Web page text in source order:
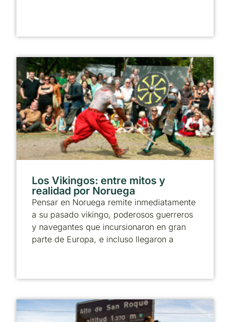
Los Vikingos: entre mitos y
realidad por Noruega
Pensar en Noruega remite inmediatamente
a su pasado vikingo, poderosos guerreros
y navegantes que incursionaron en gran
parte de Europa, e incluso llegaron a